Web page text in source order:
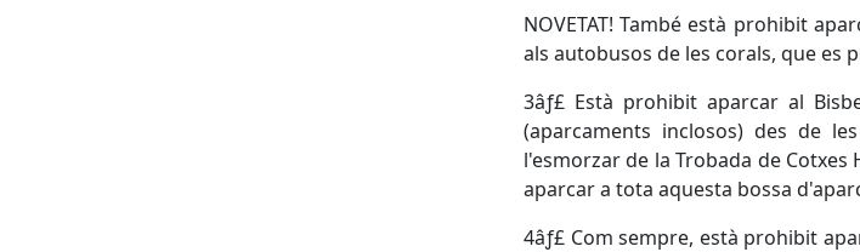
NOVETAT! També està prohibit
als autobusos de les corals, que es
3️âƒ£ Està prohibit aparcar al
(aparcaments inclosos) des de
l'esmorzar de la Trobada de
aparcar a tota aquesta bossa
4️âƒ£ Com sempre, està prohibit